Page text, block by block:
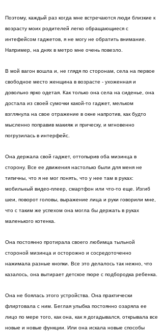
Поэтому, каждый раз когда мне встречаются люди близкие к
возрасту моих родителей легко обращающиеся с
интефейсом гаджетов, я не могу не обратить внимание.
Например, на днях в метро мне очень повезло.
В мой вагон вошла и, не глядя по сторонам, села на первое
свободное место женщина в возрасте - ухоженная и
довольно ярко одетая. Как только она села на сиденье, она
достала из своей сумочки какой-то гаджет, мельком
взглянула на свое отражение в окне напротив, как будто
мысленно поправив макияж и прическу, и мгновенно
погрузилась в интерфейс.
Она держала свой гаджет, оттопырив оба мизинца в
сторону. Все ее движения настолько были для меня не
типичны, что я не мог понять, что у нее там в руках:
мобильный видео-плеер, смартфон или что-то еще. Изгиб
шеи, поворот головы, выражение лица и руки говорили мне,
что с таким же успехом она могла бы держать в руках
маленького котенка.
Она постоянно протирала своего любимца тыльной
стороной мизинца и осторожно и сосредоточенно
нажимала разные кнопки. Все это делалось так нежно, что
казалось, она вытирает детское пюре с подбородка ребенка.
Она не боялась этого устройства. Она практически
флиртовала с ним. Беглая улыбка постоянно озаряла ее
лицо по мере того, как она, как я догадывался, открывала все
новые и новые функции. Или она искала новые способы